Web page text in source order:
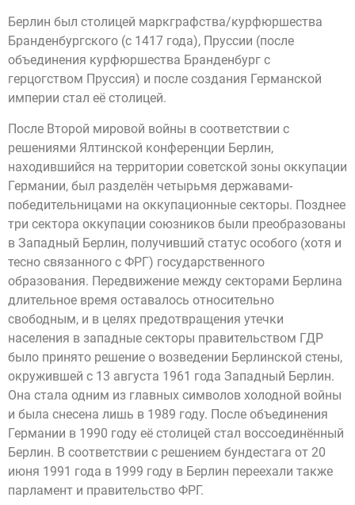
Берлин был столицей маркграфства/курфюршества
Бранденбургского (с 1417 года), Пруссии (после
объединения курфюршества Бранденбург с
герцогством Пруссия) и после создания Германской
империи стал её столицей.
После Второй мировой войны в соответствии с
решениями Ялтинской конференции Берлин,
находившийся на территории советской зоны оккупации
Германии, был разделён четырьмя державами-
победительницами на оккупационные секторы. Позднее
три сектора оккупации союзников были преобразованы
в Западный Берлин, получивший статус особого (хотя и
тесно связанного с ФРГ) государственного
образования. Передвижение между секторами Берлина
длительное время оставалось относительно
свободным, и в целях предотвращения утечки
населения в западные секторы правительством ГДР
было принято решение о возведении Берлинской стены,
окружившей с 13 августа 1961 года Западный Берлин.
Она стала одним из главных символов холодной войны
и была снесена лишь в 1989 году. После объединения
Германии в 1990 году её столицей стал воссоединённый
Берлин. В соответствии с решением бундестага от 20
июня 1991 года в 1999 году в Берлин переехали также
парламент и правительство ФРГ.